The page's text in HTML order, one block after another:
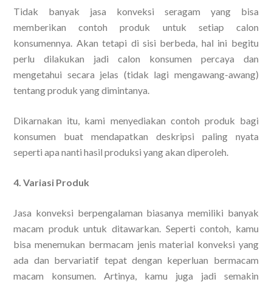
Tidak banyak jasa konveksi seragam yang bisa
memberikan contoh produk untuk setiap calon
konsumennya. Akan tetapi di sisi berbeda, hal ini begitu
perlu dilakukan jadi calon konsumen percaya dan
mengetahui secara jelas (tidak lagi mengawang-awang)
tentang produk yang dimintanya.
Dikarnakan itu, kami menyediakan contoh produk bagi
konsumen buat mendapatkan deskripsi paling nyata
seperti apa nanti hasil produksi yang akan diperoleh.
4. Variasi Produk
Jasa konveksi berpengalaman biasanya memiliki banyak
macam produk untuk ditawarkan. Seperti contoh, kamu
bisa menemukan bermacam jenis material konveksi yang
ada dan bervariatif tepat dengan keperluan bermacam
macam konsumen. Artinya, kamu juga jadi semakin